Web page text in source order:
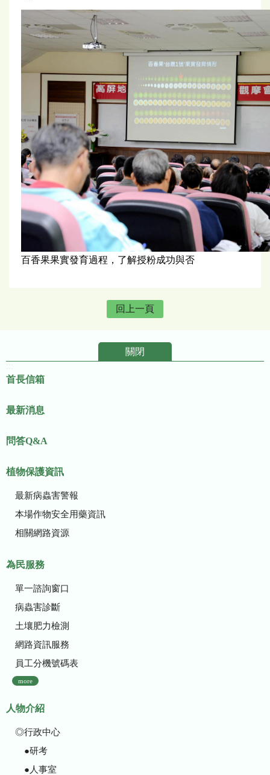
百香果果實發育過程，了解授粉成功與否
回上一頁
關閉
首長信箱
最新消息
問答Q&A
植物保護資訊
最新病蟲害警報
本場作物安全用藥資訊
相關網路資源
為民服務
單一諮詢窗口
病蟲害診斷
土壤肥力檢測
網路資訊服務
員工分機號碼表
more
人物介紹
◎行政中心
●研考
●人事室